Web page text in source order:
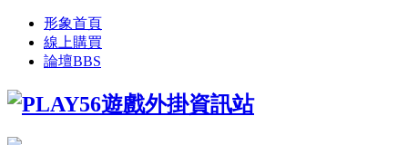
形象首頁
線上購買
論壇BBS